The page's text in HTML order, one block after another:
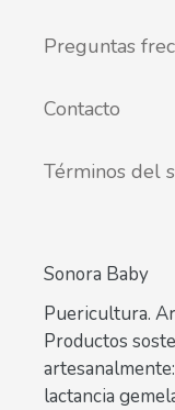
Preguntas
Contacto
Términos del
Sonora Baby
Puericultura.
Productos
lactancia